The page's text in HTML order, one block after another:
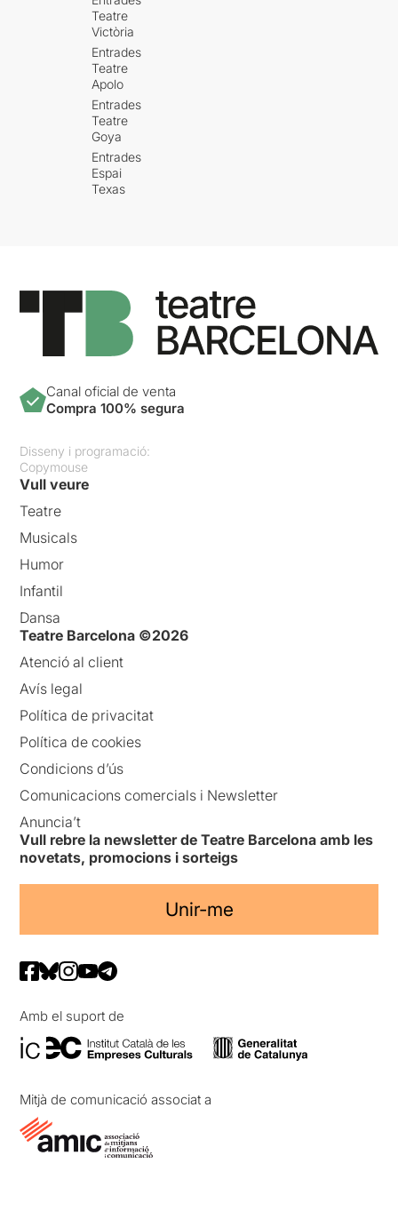
Teatre
Victòria
Entrades
Teatre
Apolo
Entrades
Teatre
Goya
Entrades
Espai
Texas
Canal oficial de venta
Compra 100% segura
Disseny i programació:
Copymouse
Vull veure
Teatre
Musicals
Humor
Infantil
Dansa
Teatre Barcelona ©2026
Atenció al client
Avís legal
Política de privacitat
Política de cookies
Condicions d’ús
Comunicacions comercials i Newsletter
Anuncia’t
Vull rebre la newsletter de Teatre Barcelona amb les
novetats, promocions i sorteigs
Unir-me
Amb el suport de
Mitjà de comunicació associat a